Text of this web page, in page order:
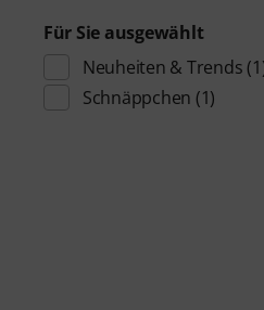
Für Sie ausgewählt
Neuheiten & Trends
Schnäppchen (1)